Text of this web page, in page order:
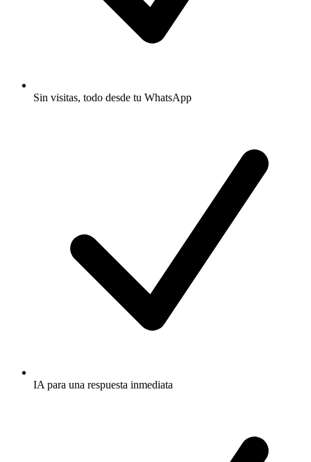
Sin visitas, todo desde tu WhatsApp
IA para una respuesta inmediata